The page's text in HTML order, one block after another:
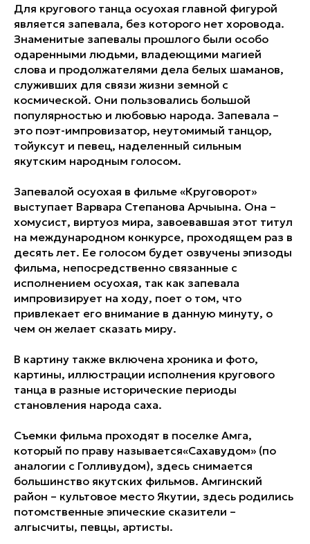
Для кругового танца осуохая главной фигурой
является запевала, без которого нет хоровода.
Знаменитые запевалы прошлого были особо
одаренными людьми, владеющими магией
слова и продолжателями дела белых шаманов,
служивших для связи жизни земной с
космической. Они пользовались большой
популярностью и любовью народа. Запевала –
это поэт-импровизатор, неутомимый танцор,
тойуксут и певец, наделенный сильным
якутским народным голосом.
Запевалой осуохая в фильме «Круговорот»
выступает Варвара Степанова Арчыына. Она –
хомусист, виртуоз мира, завоевавшая этот титул
на международном конкурсе, проходящем раз в
десять лет. Ее голосом будет озвучены эпизоды
фильма, непосредственно связанные с
исполнением осуохая, так как запевала
импровизирует на ходу, поет о том, что
привлекает его внимание в данную минуту, о
чем он желает сказать миру.
В картину также включена хроника и фото,
картины, иллюстрации исполнения кругового
танца в разные исторические периоды
становления народа саха.
Съемки фильма проходят в поселке Амга,
который по праву называется«Сахавудом» (по
аналогии с Голливудом), здесь снимается
большинство якутских фильмов. Амгинский
район – культовое место Якутии, здесь родились
потомственные эпические сказители –
алгысчиты, певцы, артисты.